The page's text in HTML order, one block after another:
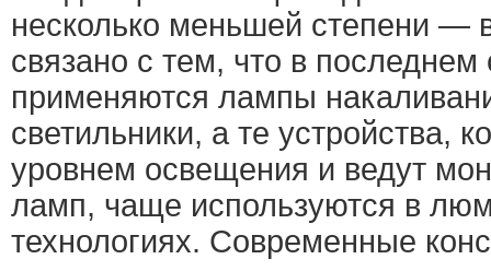
несколько меньшей степени —
связано с тем, что в последнем
применяются лампы
светильники, а те устройства,
уровнем освещения и ведут
ламп, чаще используются в
технологиях. Современные